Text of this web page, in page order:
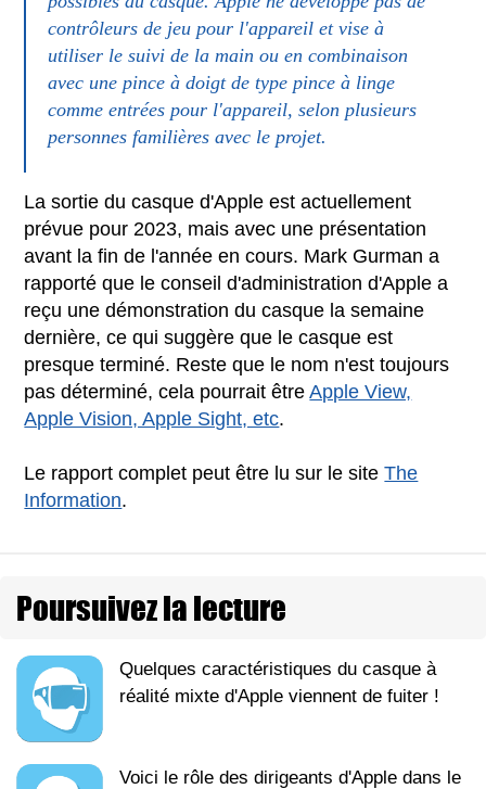
contrôleurs de jeu pour l'appareil et vise à
utiliser le suivi de la main ou en combinaison
avec une pince à doigt de type pince à linge
comme entrées pour l'appareil, selon plusieurs
personnes familières avec le projet.
La sortie du casque d'Apple est actuellement
prévue pour 2023, mais avec une présentation
avant la fin de l'année en cours. Mark Gurman a
rapporté que le conseil d'administration d'Apple a
reçu une démonstration du casque la semaine
dernière, ce qui suggère que le casque est
presque terminé. Reste que le nom n'est toujours
pas déterminé, cela pourrait êtreApple View,
Apple Vision, Apple Sight, etc.
Le rapport complet peut être lu sur le siteThe
Information.
Poursuivez la lecture
Quelques caractéristiques du casque à
réalité mixte d'Apple viennent de fuiter !
Voici le rôle des dirigeants d'Apple dans le